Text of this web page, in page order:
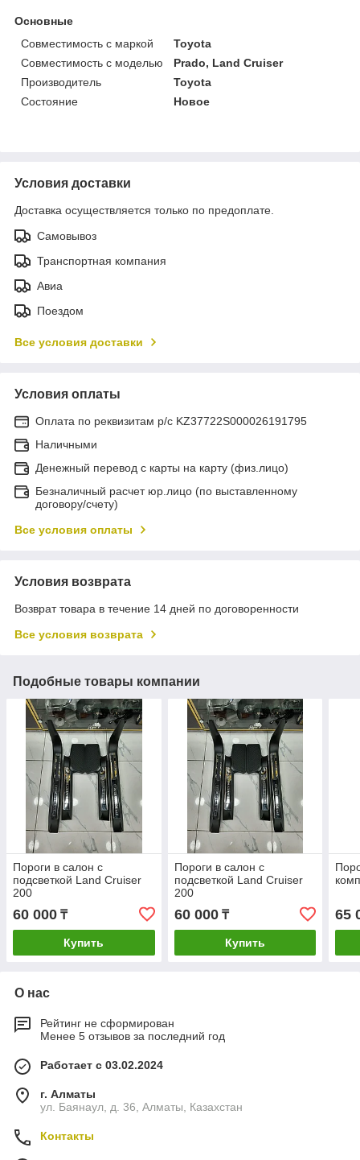
Основные
Совместимость с маркой
Toyota
Совместимость с моделью
Prado, Land Cruiser
Производитель
Toyota
Состояние
Новое
Условия доставки
Доставка осуществляется только по предоплате.
Самовывоз
Транспортная компания
Авиа
Поездом
Все условия доставки
Условия оплаты
Оплата по реквизитам р/с KZ37722S000026191795
Наличными
Денежный перевод с карты на карту (физ.лицо)
Безналичный расчет юр.лицо (по выставленному
договору/счету)
Все условия оплаты
Условия возврата
Возврат товара в течение 14 дней по договоренности
Все условия возврата
Подобные товары компании
Пороги в салон с
подсветкой Land Cruiser
200
60 000 ₸
Купить
Пороги в салон с
подсветкой Land Cruiser
200
60 000₸
Купить
65
О нас
Рейтинг не сформирован
Менее 5 отзывов за последний год
Работает с 03.02.2024
г. Алматы
ул. Баянаул, д. 36, Алматы, Казахстан
Контакты